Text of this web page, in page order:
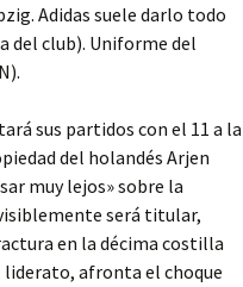
Adidas suele darlo todo
del club). Uniforme del
sus partidos con el 11 a la
del holandés Arjen
muy lejos» sobre la
será titular,
en la décima costilla
liderato, afronta el choque